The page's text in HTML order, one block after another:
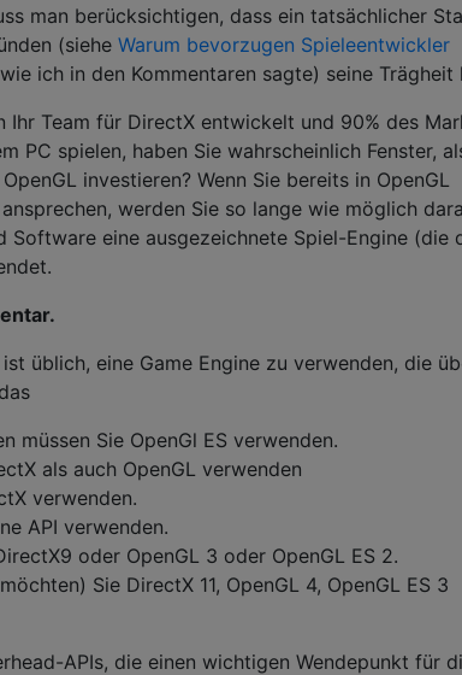
man berücksichtigen, dass ein tatsächlicher
(siehe Warum bevorzugen Spieleentwickler
ich in den Kommentaren sagte) seine Trägheit
Ihr Team für DirectX entwickelt und 90% des
PC spielen, haben Sie wahrscheinlich Fenster,
investieren? Wenn Sie bereits in OpenGL
werden Sie so lange wie möglich
Software eine ausgezeichnete Spiel-Engine (die
üblich, eine Game Engine zu verwenden, die
müssen Sie OpenGl ES verwenden.
als auch OpenGL verwenden
verwenden.
API verwenden.
oder OpenGL 3 oder OpenGL ES 2.
Sie DirectX 11, OpenGL 4, OpenGL ES 3
APIs, die einen wichtigen Wendepunkt für